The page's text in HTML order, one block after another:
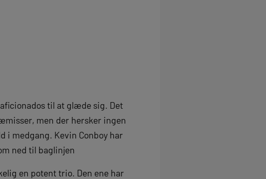
til at glæde sig. Det
men der hersker ingen
i medgang. Kevin Conboy har
ned til baglinjen
en potent trio. Den ene har